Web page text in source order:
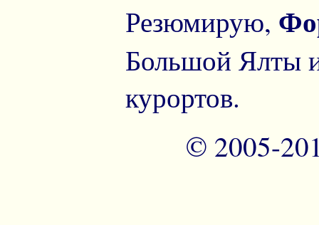
Резюмирую,
Большой Ялты
курортов.
© 2005-